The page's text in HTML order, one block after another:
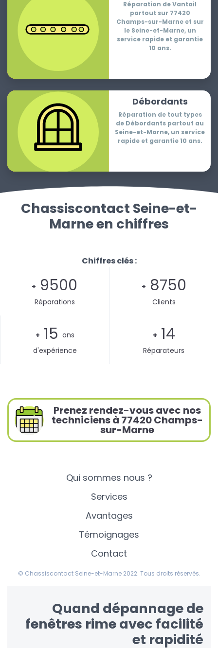
Réparation de Vantail
partout sur 77420
Champs-sur-Marne et sur
le Seine-et-Marne, un
service rapide et garantie
10 ans.
Débordants
Réparation de tout types
de Débordants partout au
Seine-et-Marne, un service
rapide et garantie 10 ans.
Chassiscontact Seine-et-
Marne en chiffres
Chiffres clés :
+ 9500
Réparations
+ 8750
Clients
+ 15 ans
d'expérience
+ 14
Réparateurs
Prenez rendez-vous avec nos
techniciens à 77420 Champs-
sur-Marne
Qui sommes nous ?
Services
Avantages
Témoignages
Contact
© Chassiscontact Seine-et-Marne 2022. Tous droits réservés.
Quand dépannage de
fenêtres rime avec facilité
et rapidité